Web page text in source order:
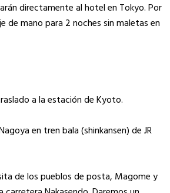
directamente al hotel en Tokyo. Por
de mano para 2 noches sin maletas en
a la estación de Kyoto.
en tren bala (shinkansen) de JR
de los pueblos de posta, Magome y